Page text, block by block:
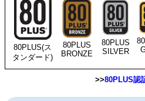
80PLUS(ス
タンダード)
80PLUS
BRONZE
80PLUS
SILVER
>>80PLUS認